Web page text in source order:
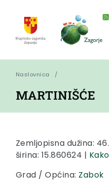
Naslovnica
MARTINIŠĆE
Zemljopisna dužina:
širina: 15.860624 |
Grad / Općina: Zabok